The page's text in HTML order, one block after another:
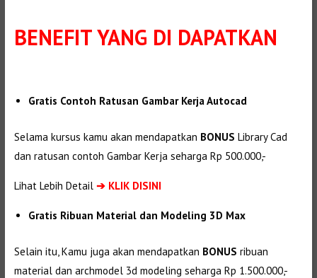
BENEFITYANG DI DAPATKAN
Gratis Contoh Ratusan Gambar Kerja Autocad
Selama kursus kamu akan mendapatkan BONUS Library Cad
dan ratusan contoh Gambar Kerja seharga Rp 500.000,-
Lihat Lebih Detail ➔ KLIK DISINI
Gratis Ribuan Material dan Modeling 3D Max
Selain itu, Kamu juga akan mendapatkan BONUS ribuan
material dan archmodel 3d modeling seharga Rp 1.500.000,-